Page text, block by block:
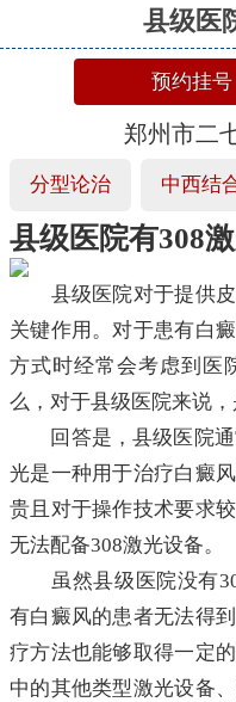
县级医
预约挂号
郑州市二
分型论治 中西结
县级医院有308
县级医院对于提供皮
关键作用。对于患有白
方式时经常会考虑到医
么，对于县级医院来说
回答是，县级医院通
光是一种用于治疗白癜
贵且对于操作技术要求
无法配备308激光设备。
虽然县级医院没有
有白癜风的患者无法得
疗方法也能够取得一定
中的其他类型激光设备